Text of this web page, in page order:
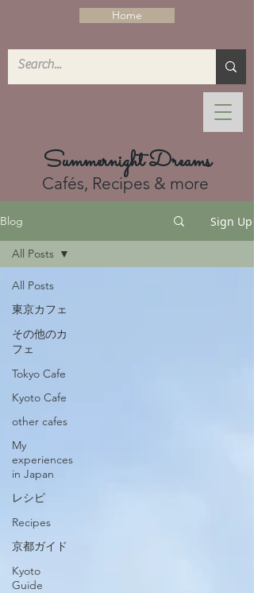
Home
Summernight Dreams
Cafés, Recipes & more
Blog Sign Up
All Posts
東京カフェ
その他のカ
フェ
Tokyo Cafe
Kyoto Cafe
other cafes
My
experiences
in Japan
レシピ
Recipes
京都ガイド
Kyoto
Guide
All Posts